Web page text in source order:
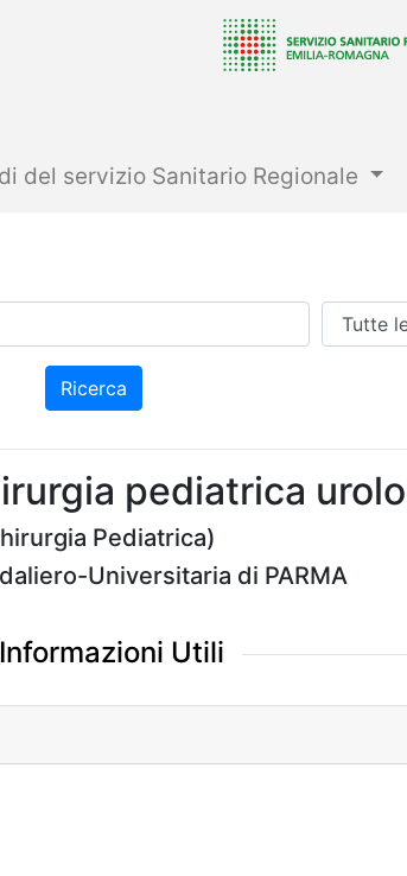
del servizio Sanitario Regionale
Azienda
Ricerca
pediatrica
Pediatrica)
Universitaria di PARMA
Informazioni Utili